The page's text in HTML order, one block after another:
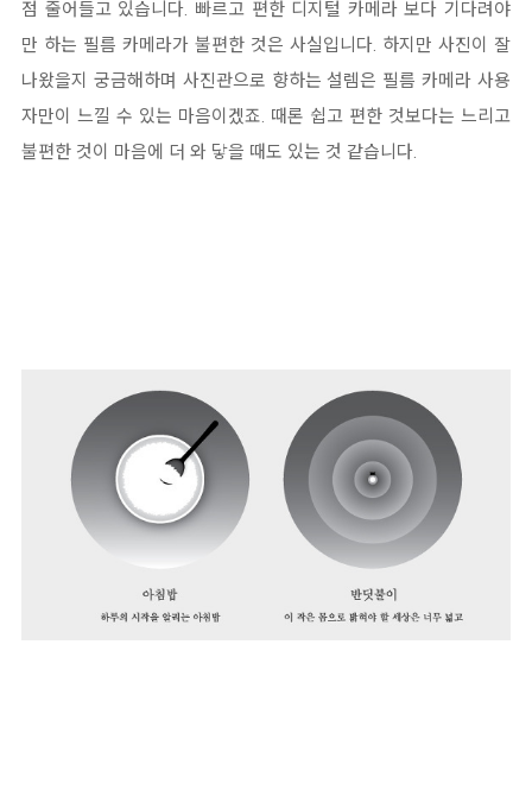
점 줄어들고 있습니다. 빠르고 편한 디지털 카메라 보다 기다려야
만 하는 필름 카메라가 불편한 것은 사실입니다. 하지만 사진이 잘
나왔을지 궁금해하며 사진관으로 향하는 설렘은 필름 카메라 사용
자만이 느낄 수 있는 마음이겠죠. 때론 쉽고 편한 것보다는 느리고
불편한 것이 마음에 더 와 닿을 때도 있는 것 같습니다.